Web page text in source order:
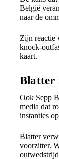
België
naar de
Zijn reactie
knock-
kaart.
Blatter
Ook Sepp
media dat
instanties
Blatter
voorzitter.